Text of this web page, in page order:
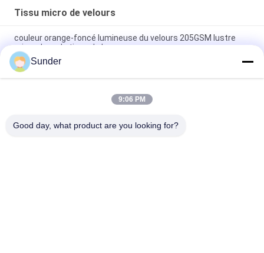
Tissu micro de velours
couleur orange-foncé lumineuse du velours 205GSM lustre
micro doux de tissu de beau
polyester jaune-clair de tricotage de la couleur 92% de tissu
de velours de bout droit de la chaîne 300GSM
Spandex rouge foncé du polyester 8 de tissu mou superbe
Sunder
9:06 PM
Good day, what product are you looking for?